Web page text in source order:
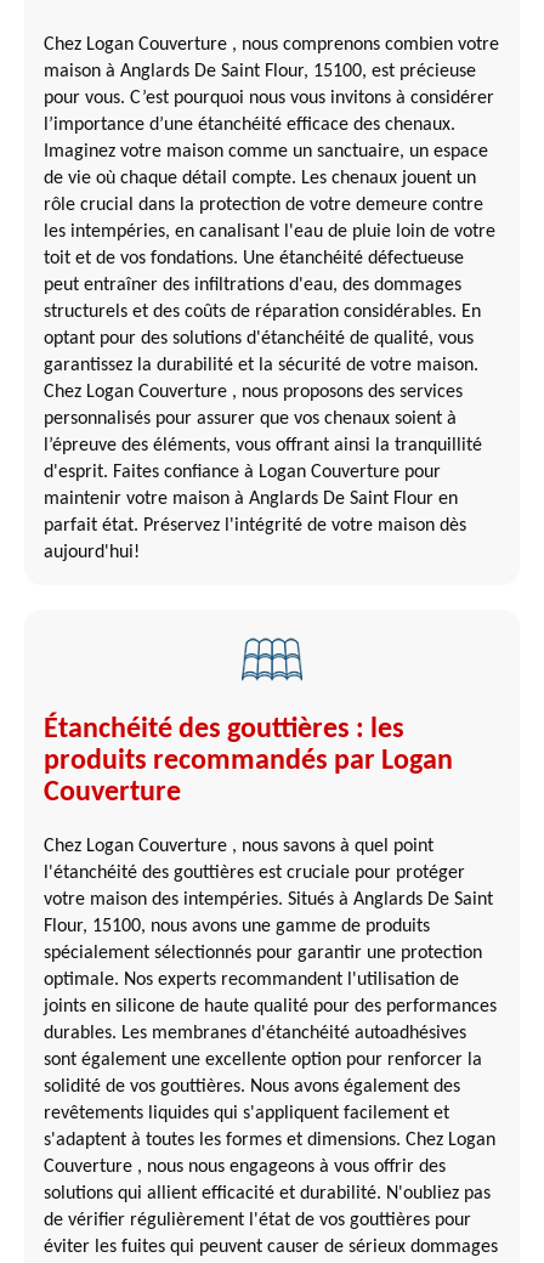
Chez Logan Couverture , nous comprenons combien votre
maison à Anglards De Saint Flour, 15100, est précieuse
pour vous. C’est pourquoi nous vous invitons à considérer
l’importance d’une étanchéité efficace des chenaux.
Imaginez votre maison comme un sanctuaire, un espace
de vie où chaque détail compte. Les chenaux jouent un
rôle crucial dans la protection de votre demeure contre
les intempéries, en canalisant l'eau de pluie loin de votre
toit et de vos fondations. Une étanchéité défectueuse
peut entraîner des infiltrations d'eau, des dommages
structurels et des coûts de réparation considérables. En
optant pour des solutions d'étanchéité de qualité, vous
garantissez la durabilité et la sécurité de votre maison.
Chez Logan Couverture , nous proposons des services
personnalisés pour assurer que vos chenaux soient à
l’épreuve des éléments, vous offrant ainsi la tranquillité
d'esprit. Faites confiance à Logan Couverture pour
maintenir votre maison à Anglards De Saint Flour en
parfait état. Préservez l'intégrité de votre maison dès
aujourd'hui!
Étanchéité des gouttières : les
produits recommandés par Logan
Couverture
Chez Logan Couverture , nous savons à quel point
l'étanchéité des gouttières est cruciale pour protéger
votre maison des intempéries. Situés à Anglards De Saint
Flour, 15100, nous avons une gamme de produits
spécialement sélectionnés pour garantir une protection
optimale. Nos experts recommandent l'utilisation de
joints en silicone de haute qualité pour des performances
durables. Les membranes d'étanchéité autoadhésives
sont également une excellente option pour renforcer la
solidité de vos gouttières. Nous avons également des
revêtements liquides qui s'appliquent facilement et
s'adaptent à toutes les formes et dimensions. Chez Logan
Couverture , nous nous engageons à vous offrir des
solutions qui allient efficacité et durabilité. N'oubliez pas
de vérifier régulièrement l'état de vos gouttières pour
éviter les fuites qui peuvent causer de sérieux dommages